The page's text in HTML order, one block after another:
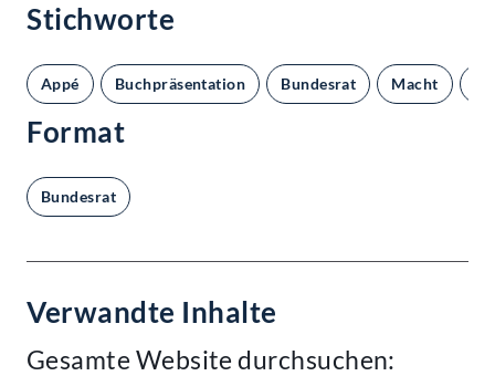
Stichworte
Appé Buchpräsentation Bundesrat Macht
Format
Bundesrat
Verwandte Inhalte
Gesamte Website durchsuchen: